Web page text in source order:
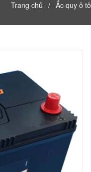
Trang chủ / Ắc quy ô tô